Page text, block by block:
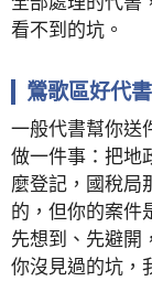
看不到的坑。
鶯歌區好代
一般代書幫你送
做一件事：把地
麼登記，國稅局
的，但你的案件
先想到、先避開
你沒見過的坑，